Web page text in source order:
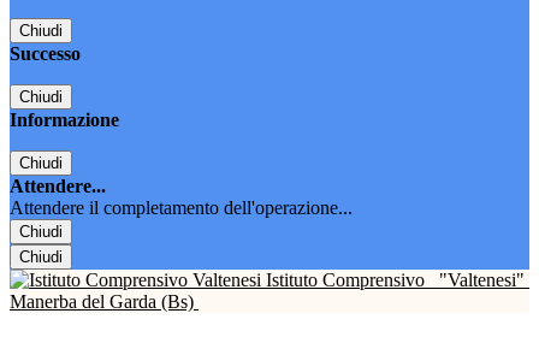
Chiudi
Successo
Chiudi
Informazione
Chiudi
Attendere...
Attendere il completamento dell'operazione...
Chiudi
Chiudi
Istituto Comprensivo
"Valtenesi"
Manerba del Garda (Bs)